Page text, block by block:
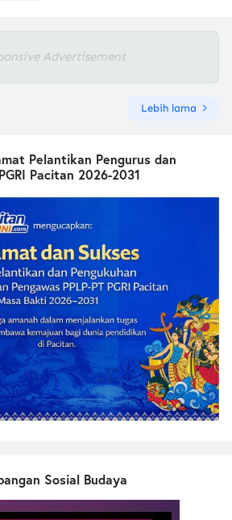
Advertisement
Lebih lama
Pelantikan Pengurus dan
Pacitan 2026-2031
Sosial Budaya